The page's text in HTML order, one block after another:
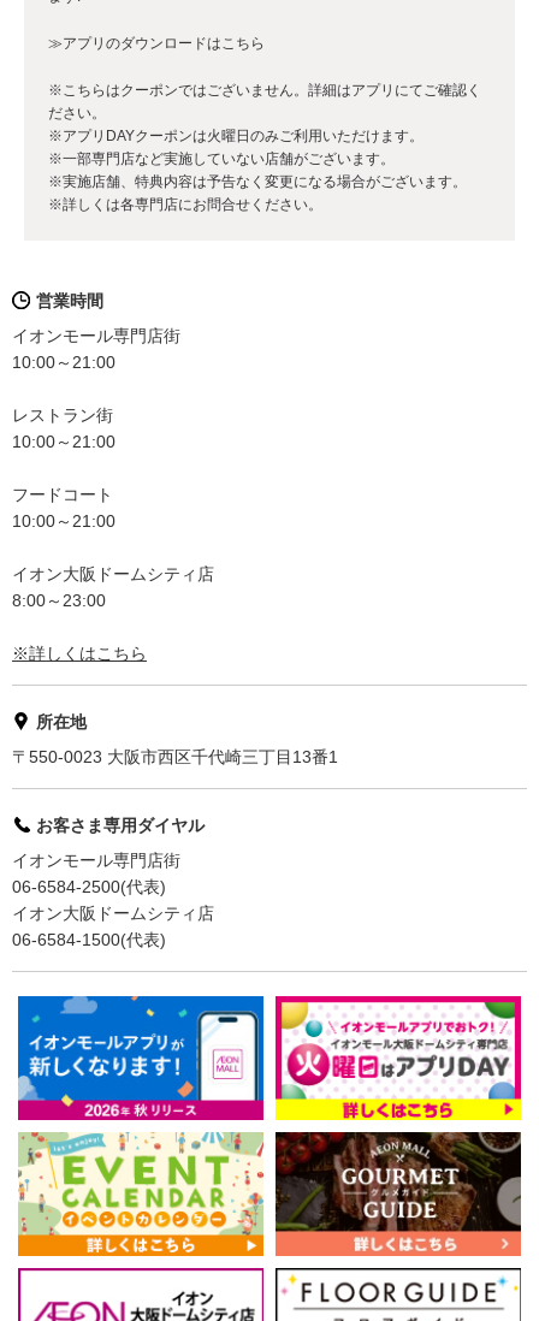
≫アプリのダウンロードはこちら
※こちらはクーポンではございません。詳細はアプリにてご確認く
ださい。
※アプリDAYクーポンは火曜日のみご利用いただけます。
※一部専門店など実施していない店舗がございます。
※実施店舗、特典内容は予告なく変更になる場合がございます。
※詳しくは各専門店にお問合せください。
営業時間
イオンモール専門店街
10:00～21:00
レストラン街
10:00～21:00
フードコート
10:00～21:00
イオン大阪ドームシティ店
8:00～23:00
※詳しくはこちら
所在地
〒550-0023 大阪市西区千代崎三丁目13番1
お客さま専用ダイヤル
イオンモール専門店街
06-6584-2500(代表)
イオン大阪ドームシティ店
06-6584-1500(代表)